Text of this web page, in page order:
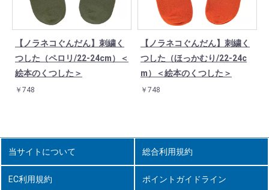
【ノラネコぐんだん】刺繍く
つした（ペロリ/22-24cm）＜
絵本のくつした＞
￥748
【ノラネコぐんだん】刺繍く
つした（ほっかむり/22-24c
m）＜絵本のくつした＞
￥748
当サイトについて 総合利用規約
EC利用規約 ポイントガイドライン